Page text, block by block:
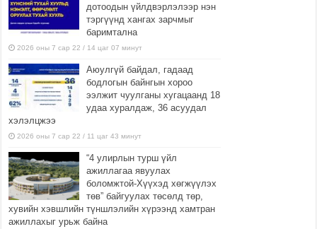
дотоодын үйлдвэрлэлээр нэн
тэргүүнд хангах зарчмыг
баримтална
2026 оны 7 сар 22 / 14 цаг 07 минут
Аюулгүй байдал, гадаад
бодлогын байнгын хороо
ээлжит чуулганы хугацаанд 18
удаа хуралдаж, 36 асуудал
хэлэлцжээ
2026 оны 7 сар 22 / 11 цаг 43 минут
“4 улирлын турш үйл
ажиллагаа явуулах
боломжтой-Хүүхэд хөгжүүлэх
төв” байгуулах төсөлд төр,
хувийн хэвшлийн түншлэлийн хүрээнд хамтран
ажиллахыг урьж байна